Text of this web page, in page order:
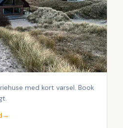
med kort varsel. Book
→